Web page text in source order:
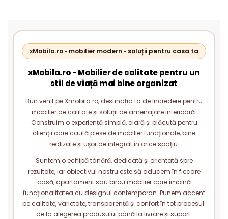
xMobila.ro • mobilier modern • soluții pentru casa ta
xMobila.ro - Mobilier de calitate pentru un
stil de viață mai bine organizat
Bun venit pe Xmobila.ro, destinația ta de încredere pentru
mobilier de calitate și soluții de amenajare interioară.
Construim o experiență simplă, clară și plăcută pentru
clienții care caută piese de mobilier funcționale, bine
realizate și ușor de integrat în orice spațiu.
Suntem o echipă tânără, dedicată și orientată spre
rezultate, iar obiectivul nostru este să aducem în fiecare
casă, apartament sau birou mobilier care îmbină
funcționalitatea cu designul contemporan. Punem accent
pe calitate, varietate, transparență și confort în tot procesul:
de la alegerea produsului până la livrare și suport.